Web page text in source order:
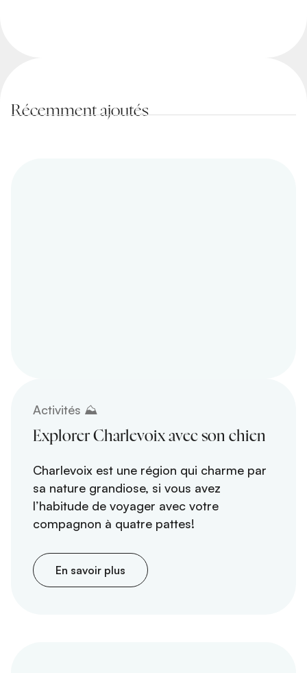
Récemment ajoutés
Activités ⛰️
Explorer Charlevoix avec son chien
Charlevoix est une région qui charme par
sa nature grandiose, si vous avez
l’habitude de voyager avec votre
compagnon à quatre pattes!
En savoir plus